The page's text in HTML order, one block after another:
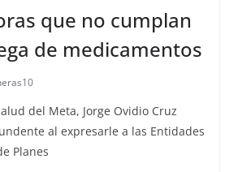
que no cumplan
de medicamentos
del Meta, Jorge Ovidio Cruz
al expresarle a las Entidades
Planes